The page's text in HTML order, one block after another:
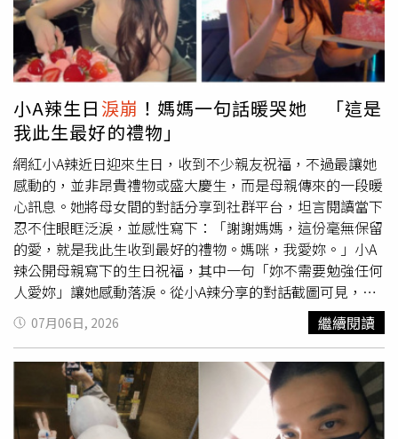
鬼片，「要被追，或是當鬼，我都ok！」 為了今天能完美
出席典禮，她一整天只吃了兩顆蛋跟小肉豆，得獎後終於可
以好好吃一頓。
小A辣生日 淚崩 ！媽媽一句話暖哭她 「這是
我此生最好的禮物」
網紅小A辣近日迎來生日，收到不少親友祝福，不過最讓她
感動的，並非昂貴禮物或盛大慶生，而是母親傳來的一段暖
心訊息。她將母女間的對話分享到社群平台，坦言閱讀當下
忍不住眼眶泛淚，並感性寫下：「謝謝媽媽，這份毫無保留
的愛，就是我此生收到最好的禮物。媽咪，我愛妳。」小A
辣公開母親寫下的生日祝福，其中一句「妳不需要勉強任何
人愛妳」讓她感動落淚。從小A辣分享的對話截圖可見，媽
媽一開頭便以「親愛的女兒」稱呼她，並送上生日祝福，希
望她在人生道路上，不只是擁有美麗的外表，更能一直保有
智慧與內涵。媽媽也提醒她，真正能打動人心、歷久不衰的
魅力，從來不是外貌，而是豐富的內在與人格特質，希望她
持續充實自己，活出屬於自己的價值。除了給予生日祝福，
媽媽也語重心長分享對感情的看法。她告訴女兒，不需要勉
07月06日, 2026 繼續閱讀